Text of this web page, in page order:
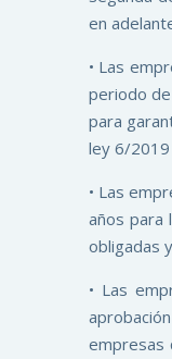
en
• Las
periodo
para
ley 6/2019
• Las
años para
obligadas
• Las
empresas